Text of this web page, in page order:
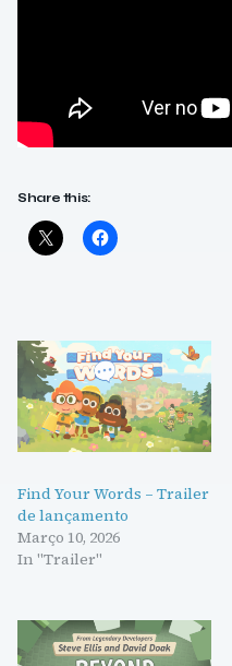
Share this:
Find Your Words – Trailer
de lançamento
Março 10, 2026
In "Trailer"